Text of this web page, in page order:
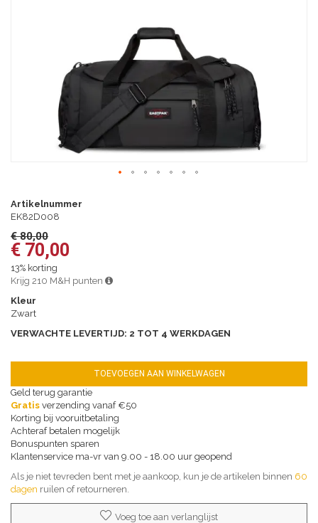
naar
het
van
de
afbeeldingen-
gallerij
Artikelnummer
EK82D008
€ 80,00
€ 70,00
13% korting
Krijg 210 M&H punten
Kleur
Zwart
VERWACHTE LEVERTIJD: 2 TOT 4 WERKDAGEN
TOEVOEGEN AAN WINKELWAGEN
Geld terug garantie
Gratis verzending vanaf €50
Korting bij vooruitbetaling
Achteraf betalen mogelijk
Bonuspunten sparen
Klantenservice ma-vr van 9.00 - 18.00 uur geopend
Als je niet tevreden bent met je aankoop, kun je de artikelen binnen 60
dagen ruilen of retourneren.
Voeg toe aan verlanglijst